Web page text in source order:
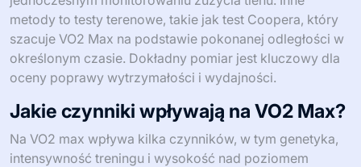
metody to testy terenowe, takie jak test Coopera, który
szacuje VO2 Max na podstawie pokonanej odległości w
określonym czasie. Dokładny pomiar jest kluczowy dla
oceny poprawy wytrzymałości i wydajności.
Jakie czynniki wpływają na VO2 Max?
Na VO2 max wpływa kilka czynników, w tym genetyka,
intensywność treningu i wysokość nad poziomem